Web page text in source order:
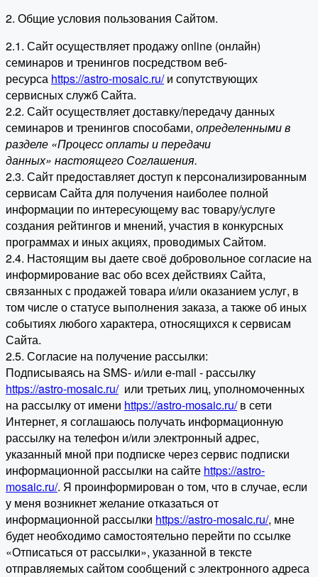
2. Общие условия пользования Сайтом.
2.1. Сайт осуществляет продажу online (онлайн)
семинаров и тренингов посредством веб-
ресурса https://astro-mosaic.ru/и сопутствующих
сервисных служб Сайта.
2.2. Сайт осуществляет доставку/передачу данных
семинаров и тренингов способами, определенными в
разделе «Процесс оплаты и передачи
данных» настоящего Соглашения.
2.3. Сайт предоставляет доступ к персонализированным
сервисам Сайта для получения наиболее полной
информации по интересующему вас товару/услуге
создания рейтингов и мнений, участия в конкурсных
программах и иных акциях, проводимых Сайтом.
2.4. Настоящим вы даете своё добровольное согласие на
информирование вас обо всех действиях Сайта,
связанных с продажей товара и/или оказанием услуг, в
том числе о статусе выполнения заказа, а также об иных
событиях любого характера, относящихся к сервисам
Сайта.
2.5. Согласие на получение рассылки:
Подписываясь на SMS- и/или e-mail - рассылку
https://astro-mosaic.ru/или третьих лиц, уполномоченных
на рассылку от имени https://astro-mosaic.ru/в сети
Интернет, я соглашаюсь получать информационную
рассылку на телефон и/или электронный адрес,
указанный мной при подписке через сервис подписки
информационной рассылки на сайте https://astro-
mosaic.ru/. Я проинформирован о том, что в случае, если
у меня возникнет желание отказаться от
информационной рассылки https://astro-mosaic.ru/, мне
будет необходимо самостоятельно перейти по ссылке
«Отписаться от рассылки», указанной в тексте
отправляемых сайтом сообщений с электронного адреса